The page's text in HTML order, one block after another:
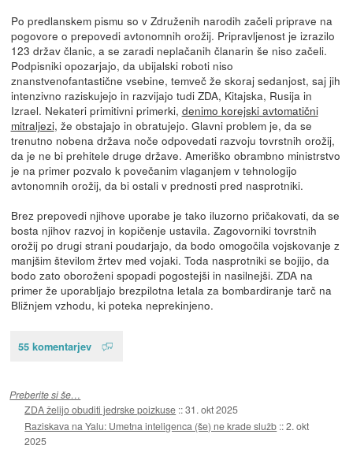
Po predlanskem pismu so v Združenih narodih začeli priprave na
pogovore o prepovedi avtonomnih orožij. Pripravljenost je izrazilo
123 držav članic, a se zaradi neplačanih članarin še niso začeli.
Podpisniki opozarjajo, da ubijalski roboti niso
znanstvenofantastične vsebine, temveč že skoraj sedanjost, saj jih
intenzivno raziskujejo in razvijajo tudi ZDA, Kitajska, Rusija in
Izrael. Nekateri primitivni primerki, denimo korejski avtomatični
mitraljezi, že obstajajo in obratujejo. Glavni problem je, da se
trenutno nobena država noče odpovedati razvoju tovrstnih orožij,
da je ne bi prehitele druge države. Ameriško obrambno ministrstvo
je na primer pozvalo k povečanim vlaganjem v tehnologijo
avtonomnih orožij, da bi ostali v prednosti pred nasprotniki.
Brez prepovedi njihove uporabe je tako iluzorno pričakovati, da se
bosta njihov razvoj in kopičenje ustavila. Zagovorniki tovrstnih
orožij po drugi strani poudarjajo, da bodo omogočila vojskovanje z
manjšim številom žrtev med vojaki. Toda nasprotniki se bojijo, da
bodo zato oboroženi spopadi pogostejši in nasilnejši. ZDA na
primer že uporabljajo brezpilotna letala za bombardiranje tarč na
Bližnjem vzhodu, ki poteka neprekinjeno.
55 komentarjev
Preberite si še…
ZDA želijo obuditi jedrske poizkuse ::31. okt 2025
Raziskava na Yalu: Umetna inteligenca (še) ne krade služb ::2. okt
2025